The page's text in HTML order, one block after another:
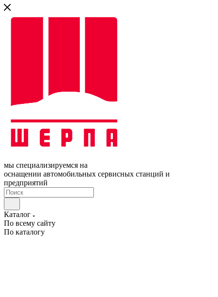
мы специализируемся на
оснащении автомобильных сервисных станций и
предприятий
Каталог
По всему сайту
По каталогу